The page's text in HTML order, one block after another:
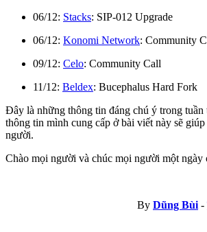
06/12: Stacks: SIP-012 Upgrade
06/12: Konomi Network: Community
09/12: Celo: Community Call
11/12: Beldex: Bucephalus Hard Fork
Đây là những thông tin đáng chú ý trong
thông tin mình cung cấp ở bài viết này sẽ
người.
Chào mọi người và chúc mọi người một ngày
By Dũng Bùi -